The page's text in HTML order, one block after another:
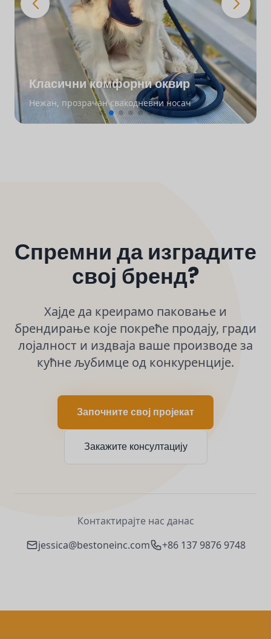
Класични комфорни оквир
Нежан, прозрачан свакодневни носач
Спремни да изградите
свој бренд?
Хајде да креирамо паковање и
брендирање које покреће продају, гради
лојалност и издваја ваше производе за
кућне љубимце од конкуренције.
Започните свој пројекат
Закажите консултацију
Контактирајте нас данас
jessica@bestoneinc.com
+86 137 9876 9748